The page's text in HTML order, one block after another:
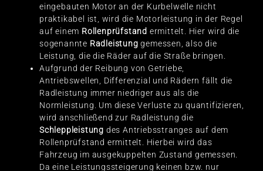
eingebauten Motor an der Kurbelwelle nicht
praktikabel ist, wird die Motorleistung in der Regel
auf einem Rollenprüfstand ermittelt. Hier wird die
sogenannte Radleistunggemessen, also die
Leistung, die die Räder auf die Straße bringen.
Aufgrund der Reibung von Getriebe,
Antriebswellen, Differenzial und Rädern fällt die
Radleistung immer niedriger aus als die
Normleistung. Um diese Verluste zu quantifizieren,
wird anschließend zur Radleistung die
Schleppleistung des Antriebsstranges auf dem
Rollenprüfstand ermittelt. Hierbei wird das
Fahrzeug im ausgekuppelten Zustand gemessen.
Da eine Leistungssteigerung keinen bzw. nur